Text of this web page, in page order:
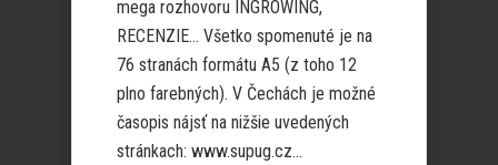
mega rozhovoru INGROWING,
RECENZIE… Všetko spomenuté je na
76 stranách formátu A5 (z toho 12
plno farebných). V Čechách je možné
časopis nájsť na nižšie uvedených
stránkach: www.supug.cz...